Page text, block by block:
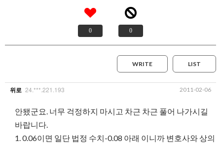
0 0
LIST
WRITE
위로 24.***.221.193 2011-02-06
안됐군요. 너무 걱정하지 마시고 차근 차근 풀어 나가시길
바랍니다.
1. 0.06이면 일단 법정 수치-0.08 아래 이니까 변호사와 상의